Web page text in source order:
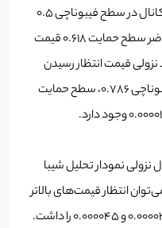
کرده و دوباره با واکنش به سقف این کانال در سطح فیبوناچی 0.5
نزول خود را آغاز کرده است. در حال حاضر سطح حمایت 0.618 قیمت
نزولی قیمت انتظار رسیدن
قیمت به میانه کانال نزولی، سطح فیبوناچی 0.786، سطح حمایت
نمودار تحلیل شیبا
انتظار قیمت‌های بالاتر
در سطوح 0.000028 و 0.000032 و 0.000037 و 0.000045 را داشت.